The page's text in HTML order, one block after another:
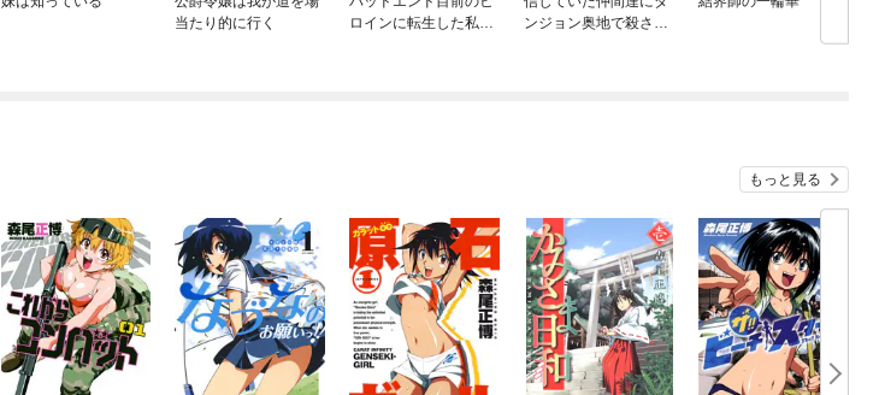
当たり的に行く
ロインに転生した私、
ンジョン奥地で殺され
もっと見る